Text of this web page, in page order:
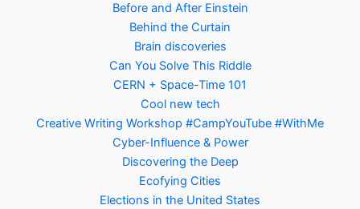
Before and After Einstein
Behind the Curtain
Brain discoveries
Can You Solve This Riddle
CERN + Space-Time 101
Cool new tech
Creative Writing Workshop #CampYouTube #WithMe
Cyber-Influence & Power
Discovering the Deep
Ecofying Cities
Elections in the United States